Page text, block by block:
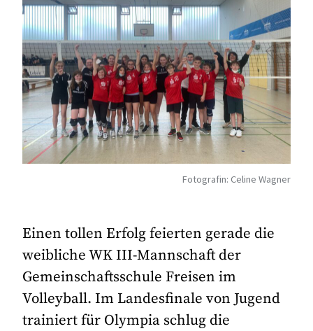
Fotografin: Celine Wagner
Einen tollen Erfolg feierten gerade die
weibliche WK III-Mannschaft der
Gemeinschaftsschule Freisen im
Volleyball. Im Landesfinale von Jugend
trainiert für Olympia schlug die